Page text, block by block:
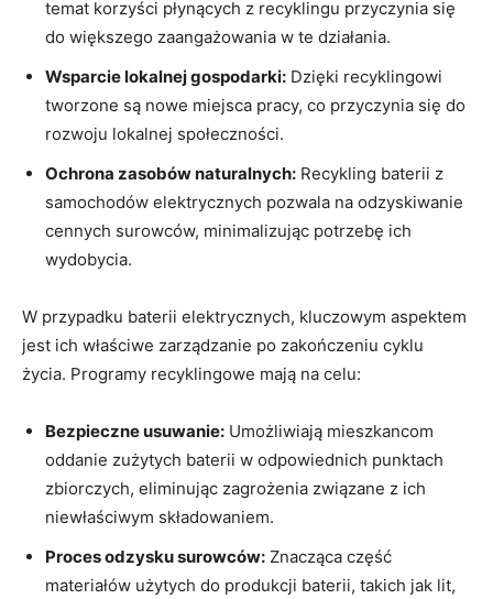
temat ⁤korzyści płynących z recyklingu przyczynia się
do większego​ zaangażowania‌ w te działania.
Wsparcie lokalnej gospodarki: Dzięki recyklingowi
tworzone ‌są nowe miejsca pracy, co przyczynia‍ się do
rozwoju lokalnej społeczności.
Ochrona zasobów naturalnych: Recykling baterii z
⁢samochodów elektrycznych pozwala na odzyskiwanie
cennych ‍surowców, minimalizując ⁢potrzebę ich
wydobycia.
W przypadku baterii elektrycznych, kluczowym aspektem
jest ich ⁢właściwe zarządzanie po zakończeniu cyklu
życia. Programy recyklingowe mają na celu:
Bezpieczne usuwanie: Umożliwiają ⁤mieszkancom
oddanie zużytych baterii w odpowiednich punktach
⁤zbiorczych, eliminując⁣ zagrożenia związane z ich
niewłaściwym ‌składowaniem.
Proces odzysku surowców: Znacząca część
materiałów użytych do produkcji ‍baterii, takich jak lit,